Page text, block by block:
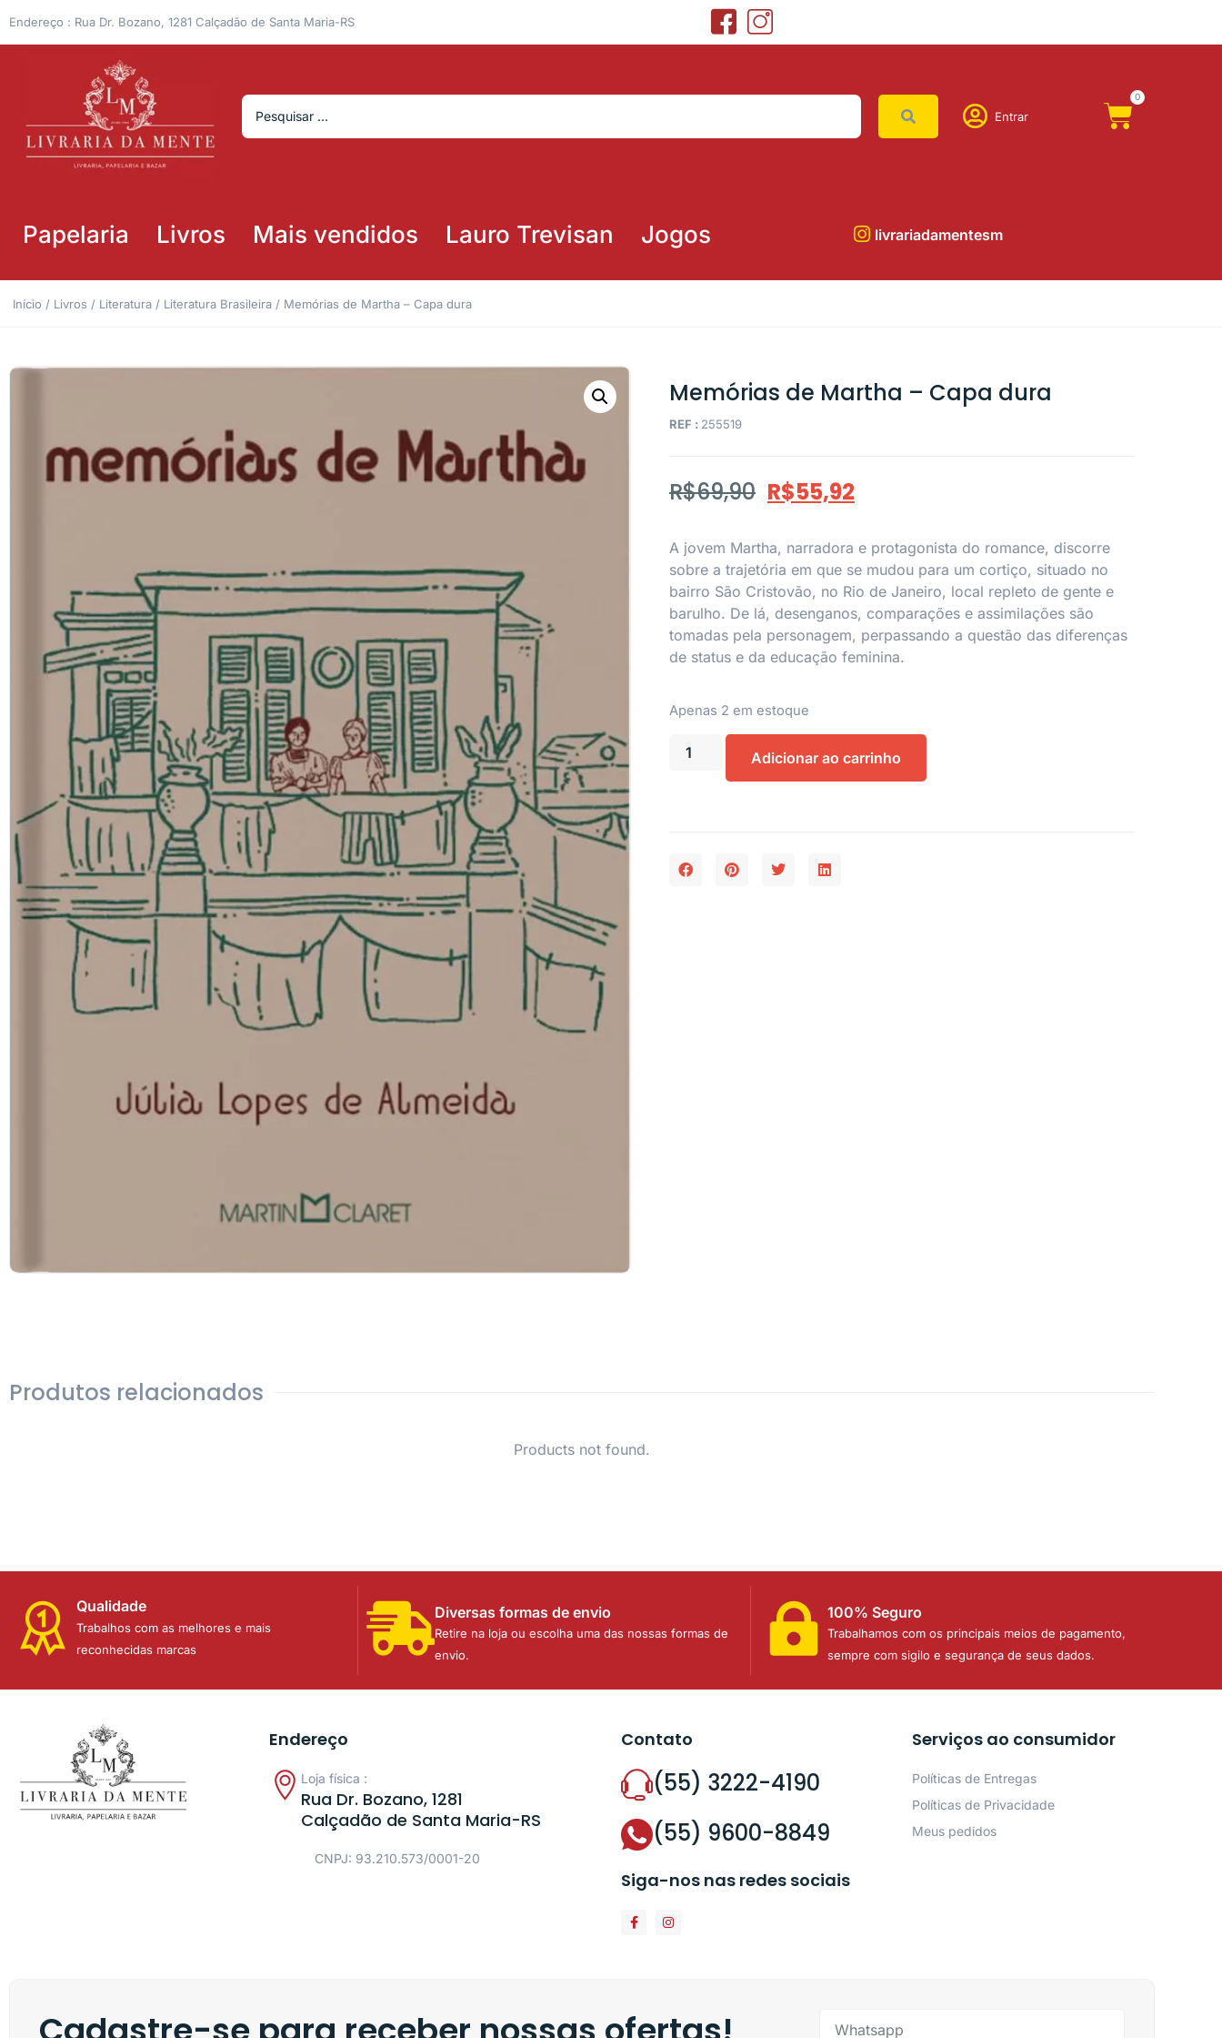
Endereço : Rua Dr. Bozano, 1281 Calçadão de Santa Maria-RS
Entrar
0
Papelaria Livros Mais vendidos Lauro Trevisan Jogos livrariadamentesm
Início / Livros / Literatura / Literatura Brasileira / Memórias de Martha – Capa dura
Memórias de Martha – Capa dura
REF : 255519
R$69,90 R$55,92
A jovem Martha, narradora e protagonista do romance, discorre
sobre a trajetória em que se mudou para um cortiço, situado no
bairro São Cristovão, no Rio de Janeiro, local repleto de gente e
barulho. De lá, desenganos, comparações e assimilações são
tomadas pela personagem, perpassando a questão das diferenças
de status e da educação feminina.
Apenas 2 em estoque
Adicionar ao carrinho
Produtos relacionados
Products not found.
Qualidade
Trabalhos com as melhores e mais
reconhecidas marcas
Diversas formas de envio
Retire na loja ou escolha uma das nossas formas de
envio.
100% Seguro
Trabalhamos com os principais meios de pagamento,
sempre com sigilo e segurança de seus dados.
Endereço
Loja física :
Rua Dr. Bozano, 1281
Calçadão de Santa Maria-RS
CNPJ: 93.210.573/0001-20
Contato
(55) 3222-4190
(55) 9600-8849
Siga-nos nas redes sociais
Serviços ao consumidor
Políticas de Entregas
Políticas de Privacidade
Meus pedidos